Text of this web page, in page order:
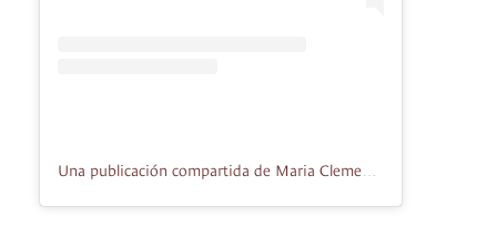
Una publicación compartida de Maria Clemencia De Santos (@tutina_desantos)